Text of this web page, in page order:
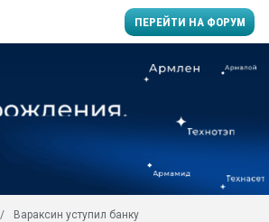
ПЕРЕЙТИ НА ФОРУМ
пластмасс
ситуацией на
Вараксин уступил банку